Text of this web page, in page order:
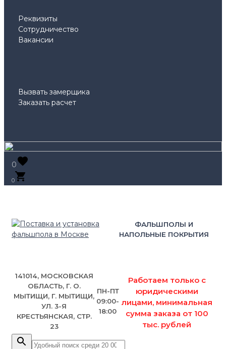
Реквизиты
Сотрудничество
Вакансии
Вызвать замерщика
Заказать расчет
0
0
ФАЛЬШПОЛЫ И
НАПОЛЬНЫЕ ПОКРЫТИЯ
141014, МОСКОВСКАЯ
ОБЛАСТЬ, Г. О.
МЫТИЩИ, Г. МЫТИЩИ,
УЛ. 3-Я
КРЕСТЬЯНСКАЯ, СТР.
23
ПН-ПТ
09:00-
18:00
Работаем только с
юридическими
лицами, минимальная
сумма заказа от 100
тыс. рублей